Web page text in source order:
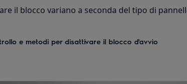
il blocco variano a seconda del tipo di
e metodi per disattivare il blocco d'avvio